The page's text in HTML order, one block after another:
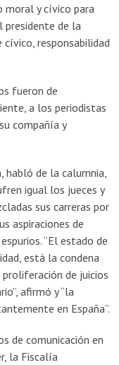
moral y cívico para
presidente de la
cívico, responsabilidad
fueron de
a los periodistas
compañía y
habló de la calumnia,
igual los jueces y
sus carreras por
aspiraciones de
“El estado de
está la condena
de juicios
afirmó y “la
en España”.
de comunicación en
la Fiscalía